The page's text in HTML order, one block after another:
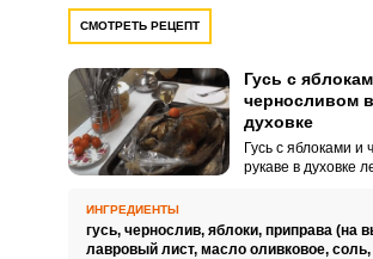
СМОТРЕТЬ РЕЦЕПТ
Гусь с
черносливом
духовке
Гусь с яблоками и
рукаве в духовке
делает его мясо
в духовке мягким и
ИНГРЕДИЕНТЫ
гусь, чернослив, яблоки, приправа (на
лавровый лист, масло оливковое, соль,